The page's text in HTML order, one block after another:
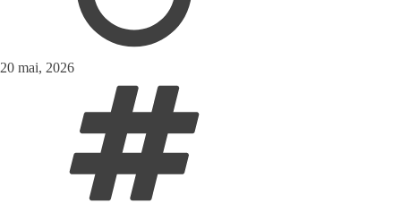
20 mai, 2026